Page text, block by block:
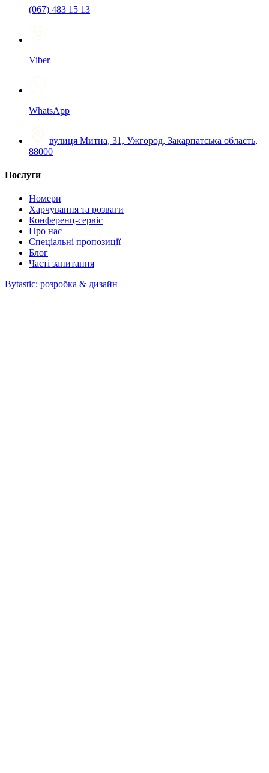
(067) 483 15 13
Viber
WhatsApp
вулиця Митна, 31, Ужгород, Закарпатська область,
88000
Послуги
Номери
Харчування та розваги
Конференц-сервіс
Про нас
Спеціальні пропозиції
Блог
Часті запитання
Bytastic: розробка & дизайн